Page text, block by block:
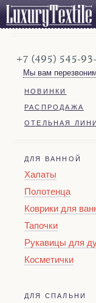
+7 (495) 545-
Мы вам перезвоним
НОВИНКИ
РАСПРОДАЖА
ОТЕЛЬНАЯ
ДЛЯ ВАННОЙ
Халаты
Полотенца
Коврики для
Тапочки
Рукавицы для
Косметички
ДЛЯ СПАЛЬНИ